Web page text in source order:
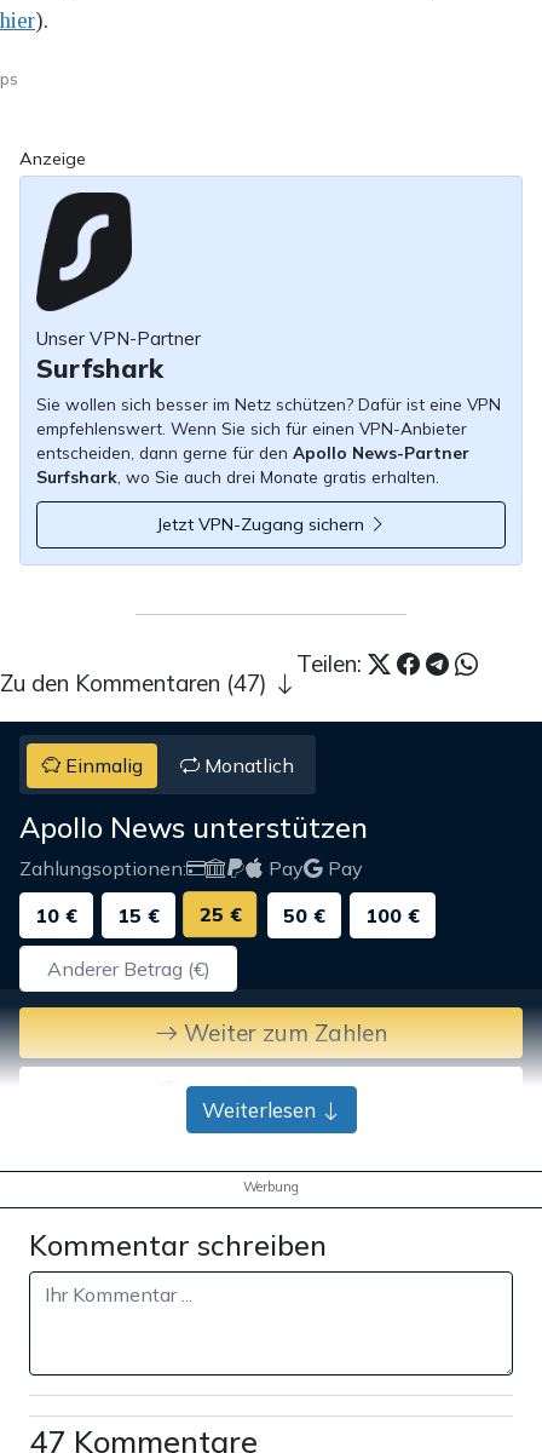
hier).
ps
Anzeige
Unser VPN-Partner
Surfshark
Sie wollen sich besser im Netz schützen? Dafür ist eine VPN
empfehlenswert. Wenn Sie sich für einen VPN-Anbieter
entscheiden, dann gerne für den Apollo News-Partner
Surfshark, wo Sie auch drei Monate gratis erhalten.
Jetzt VPN-Zugang sichern
Teilen:
Zu den Kommentaren (47)
Einmalig Monatlich
Apollo News unterstützen
Zahlungsoptionen: Pay
Pay
10 €
15 € 25 € 50 € 100 €
Weiter zum Zahlen
Bank-Überweisung
Weiterlesen
Werbung
Kommentar schreiben
47 Kommentare